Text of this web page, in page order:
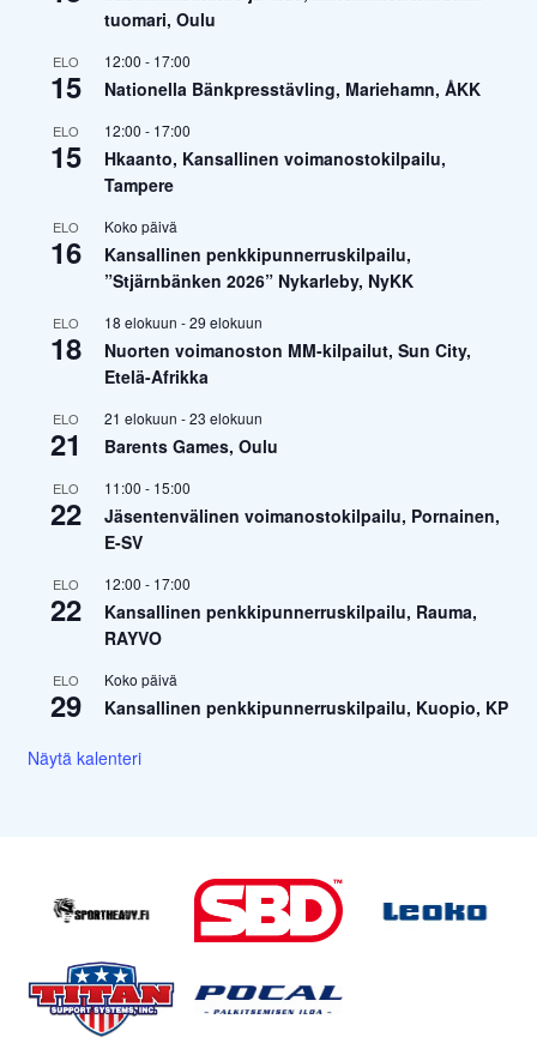
tuomari, Oulu
ELO
15
12:00 - 17:00
Nationella Bänkpresstävling, Mariehamn, ÅKK
ELO
15
12:00 - 17:00
Hkaanto, Kansallinen voimanostokilpailu,
Tampere
ELO
16
Koko päivä
Kansallinen penkkipunnerruskilpailu,
”Stjärnbänken 2026” Nykarleby, NyKK
ELO
18
18 elokuun -29 elokuun
Nuorten voimanoston MM-kilpailut, Sun City,
Etelä-Afrikka
ELO
21
21 elokuun -23 elokuun
Barents Games, Oulu
ELO
22
11:00 - 15:00
Jäsentenvälinen voimanostokilpailu, Pornainen,
E-SV
ELO
22
12:00 - 17:00
Kansallinen penkkipunnerruskilpailu, Rauma,
RAYVO
ELO
29
Koko päivä
Kansallinen penkkipunnerruskilpailu, Kuopio, KP
Näytä kalenteri